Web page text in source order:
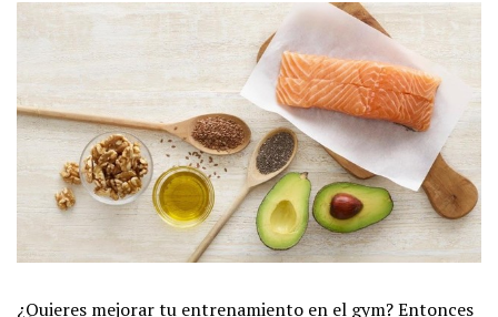
¿Quieres mejorar tu entrenamiento en el gym? Entonces